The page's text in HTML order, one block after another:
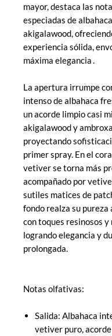
mayor, destaca las
especiadas de
akigalawood,
experiencia sólida,
máxima elegancia .
La apertura irrumpe
intenso de albahaca
un acorde limpio casi
akigalawood y
proyectando
primer spray. En el
vetiver se torna más
acompañado por
sutiles matices de
fondo realza su pureza
con toques resinosos y
logrando elegancia y
prolongada.
Notas olfativas:
Salida: Albahaca
vetiver puro, acorde